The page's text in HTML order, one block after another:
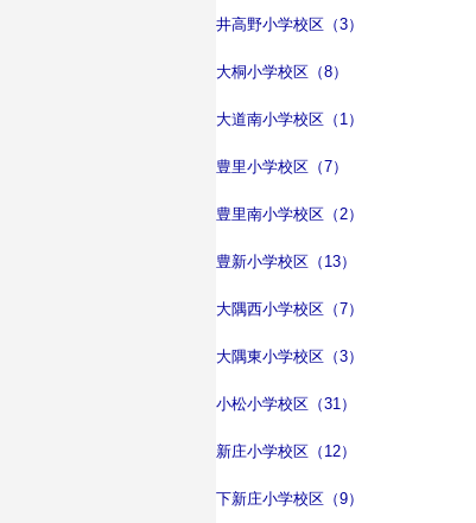
井高野小学校区（3）
大桐小学校区（8）
大道南小学校区（1）
豊里小学校区（7）
豊里南小学校区（2）
豊新小学校区（13）
大隅西小学校区（7）
大隅東小学校区（3）
小松小学校区（31）
新庄小学校区（12）
下新庄小学校区（9）